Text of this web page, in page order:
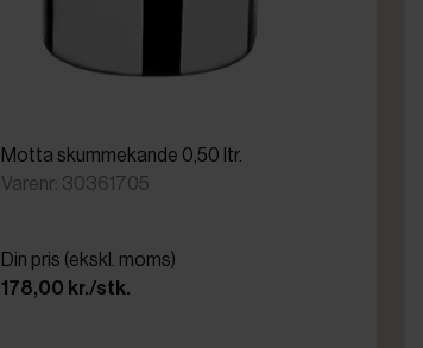
Motta skummekande 0,50 ltr.
Varenr: 30361705
Din pris (ekskl. moms)
178,00 kr./stk.